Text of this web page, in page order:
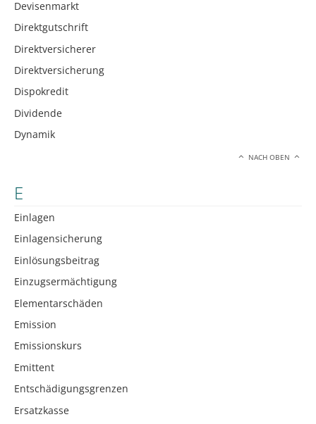
Devisenmarkt
Direktgutschrift
Direktversicherer
Direktversicherung
Dispokredit
Dividende
Dynamik
NACH OBEN
E
Einlagen
Einlagensicherung
Einlösungsbeitrag
Einzugsermächtigung
Elementarschäden
Emission
Emissionskurs
Emittent
Entschädigungsgrenzen
Ersatzkasse